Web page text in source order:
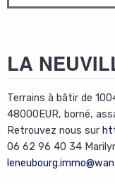
LA
Terrains à bâtir de
48000EUR, borné,
Retrouvez nous sur
06 62 96 40 34